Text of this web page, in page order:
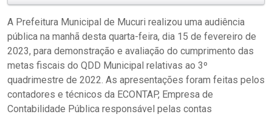
A Prefeitura Municipal de Mucuri realizou uma audiência
pública na manhã desta quarta-feira, dia 15 de fevereiro de
2023, para demonstração e avaliação do cumprimento das
metas fiscais do QDD Municipal relativas ao 3º
quadrimestre de 2022. As apresentações foram feitas pelos
contadores e técnicos da ECONTAP, Empresa de
Contabilidade Pública responsável pelas contas